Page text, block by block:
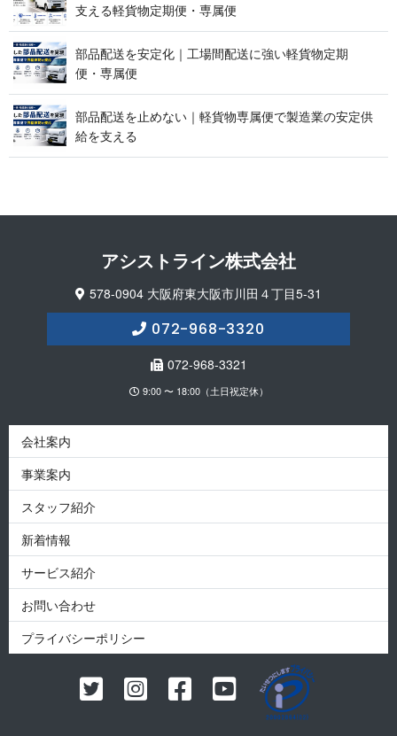
支える軽貨物定期便 ・ 専 属 便
部品配送を安定化｜工場間配送に強い軽貨物定期
便 ・ 専 属 便
部品配送を止めない｜軽貨物専属便で製造業の安定供
給 を 支 え る
アシストライン 株 式 会 社
578-0904 大阪府東大阪市川田４丁目5-31
072-968-3320
072-968-3321
9:00 〜 18:00（土日祝定休）
会社案内
事業案内
スタッフ紹介
新着情報
サービス紹介
お問い合わせ
プライバシーポリシー